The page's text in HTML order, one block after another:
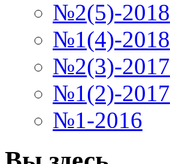
№2(5)-2018
№1(4)-2018
№2(3)-2017
№1(2)-2017
№1-2016